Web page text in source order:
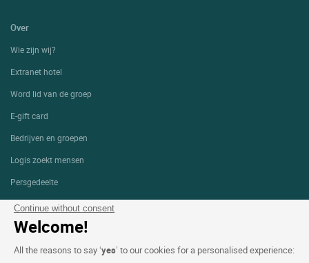
Continue without consent
Welcome!
All the reasons to say ‘yes’ to our cookies for a personalised experience:
Over
Wie zijn wij?
Extranet hotel
Word lid van de groep
E-gift card
Bedrijven en groepen
Logis zoekt mensen
Persgedeelte
Voorwaarden voor de website
Wettelijke bepalingen